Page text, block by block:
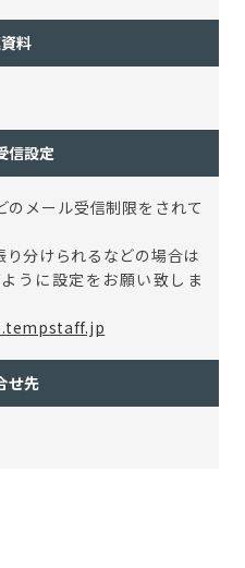
料
信設定
メール受信制限をされて
分けられるなどの場合は
うに設定をお願い致しま
せ先